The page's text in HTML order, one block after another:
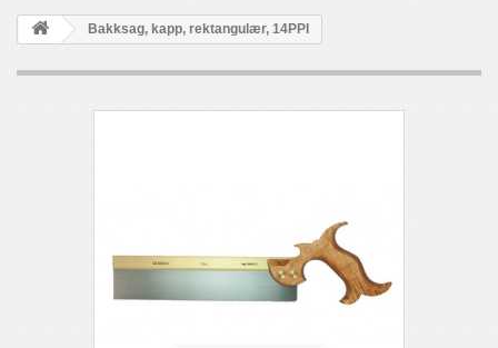
Bakksag, kapp, rektangulær, 14PPI